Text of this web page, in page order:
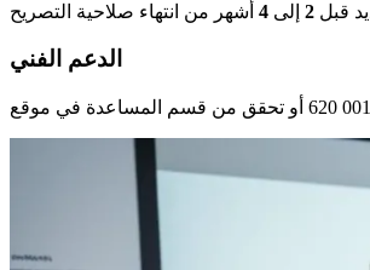
قبل 2 إلى 4
الدعم الفني